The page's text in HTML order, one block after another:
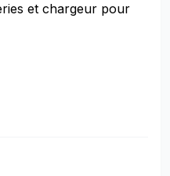
et chargeur pour